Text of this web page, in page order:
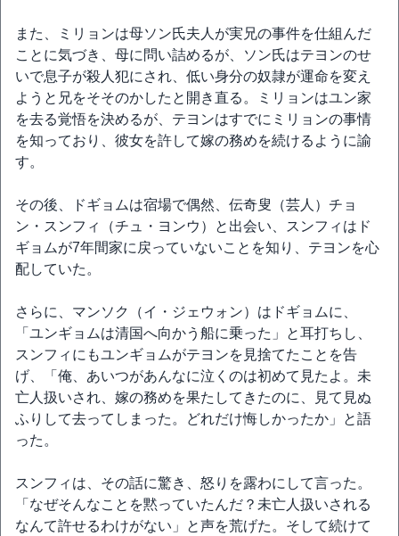
また、ミリョンは母ソン氏夫人が実兄の事件を仕組んだ
ことに気づき、母に問い詰めるが、ソン氏はテヨンのせ
いで息子が殺人犯にされ、低い身分の奴隷が運命を変え
ようと兄をそそのかしたと開き直る。ミリョンはユン家
を去る覚悟を決めるが、テヨンはすでにミリョンの事情
を知っており、彼女を許して嫁の務めを続けるように諭
す。
その後、ドギョムは宿場で偶然、伝奇叟（芸人）チョ
ン・スンフィ（チュ・ヨンウ）と出会い、スンフィはド
ギョムが7年間家に戻っていないことを知り、テヨンを心
配していた。
さらに、マンソク（イ・ジェウォン）はドギョムに、
「ユンギョムは清国へ向かう船に乗った」と耳打ちし、
スンフィにもユンギョムがテヨンを見捨てたことを告
げ、「俺、あいつがあんなに泣くのは初めて見たよ。未
亡人扱いされ、嫁の務めを果たしてきたのに、見て見ぬ
ふりして去ってしまった。どれだけ悔しかったか」と語
った。
スンフィは、その話に驚き、怒りを露わにして言った。
「なぜそんなことを黙っていたんだ？未亡人扱いされる
なんて許せるわけがない」と声を荒げた。そして続けて